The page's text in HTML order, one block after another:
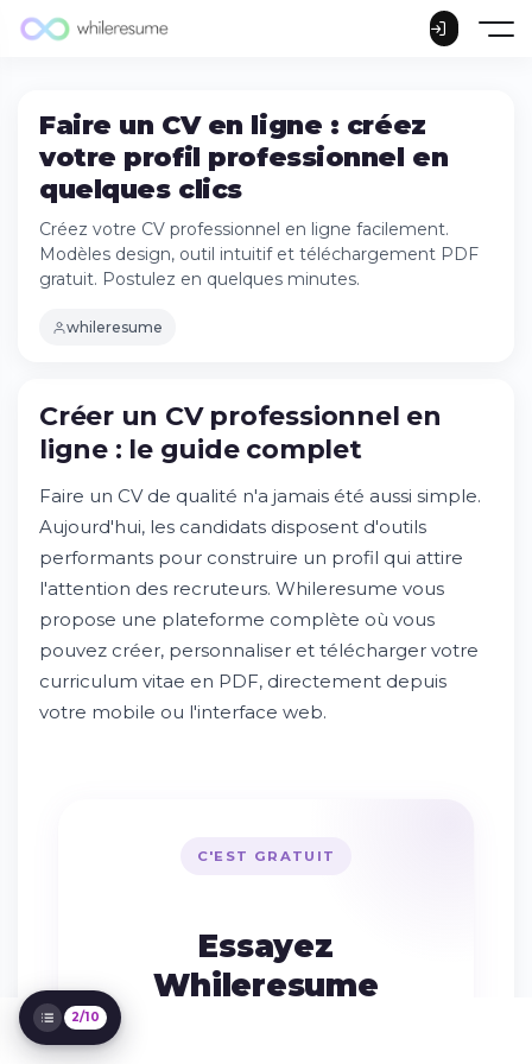
Faire un CV en ligne : créez
votre profil professionnel en
quelques clics
Créez votre CV professionnel en ligne facilement.
Modèles design, outil intuitif et téléchargement PDF
gratuit. Postulez en quelques minutes.
whileresume
Créer un CV professionnel en ligne : le
guide complet
Essayez Whileresume
Pourquoi utiliser un créateur de CV en ligne
Comment bien remplir les rubriques
principales ?
Optimiser votre CV pour attirer l'attention
des recruteurs
Résumé des points essentiels pour créer
2/10
Créer un CV professionnel en
ligne : le guide complet
Faire un CV de qualité n'a jamais été aussi simple.
Aujourd'hui, les candidats disposent d'outils
performants pour construire un profil qui attire
l'attention des recruteurs. Whileresume vous
propose une plateforme complète où vous
pouvez créer, personnaliser et télécharger votre
curriculum vitae en PDF, directement depuis
votre mobile ou l'interface web.
C'EST GRATUIT
Essayez
Whileresume